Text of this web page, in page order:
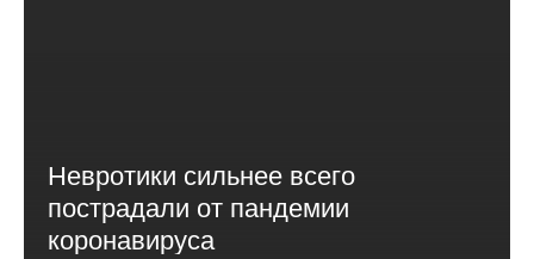
Невротики сильнее всего
пострадали от пандемии
коронавируса